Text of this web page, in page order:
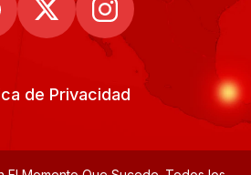
de Privacidad